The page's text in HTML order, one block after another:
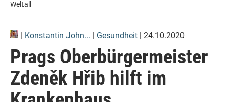
Weltall
| Konstantin John... | Gesundheit | 24.10.2020
Prags Oberbürgermeister
Zdeněk Hřib hilft im